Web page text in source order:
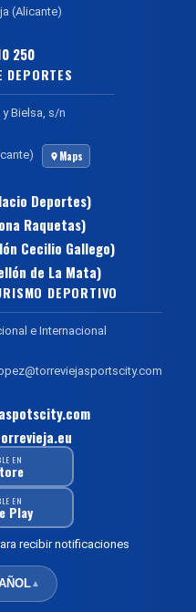
(Alicante)
250
DEPORTES
Bielsa, s/n
Maps
Deportes)
Raquetas)
Cecilio Gallego)
de La Mata)
DEPORTIVO
e Internacional
EN
EN
Play
recibir notificaciones
▲